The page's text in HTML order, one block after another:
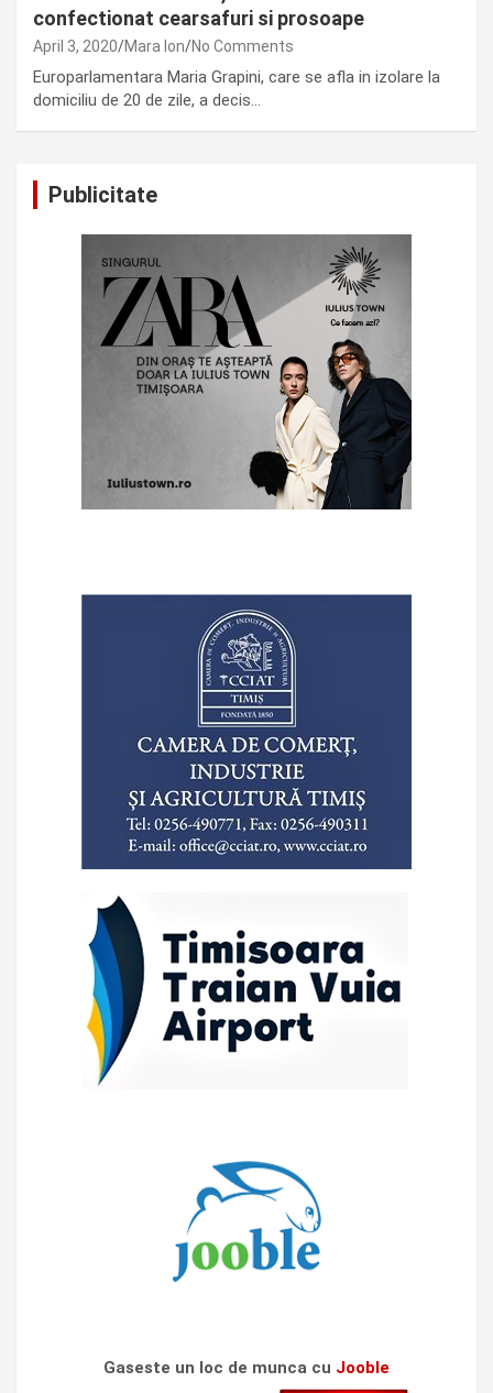
confectionat cearsafuri si prosoape
April 3, 2020 Mara Ion No Comments
Europarlamentara Maria Grapini, care se afla in izolare la
domiciliu de 20 de zile, a decis…
Publicitate
Gaseste un loc de munca cu Jooble